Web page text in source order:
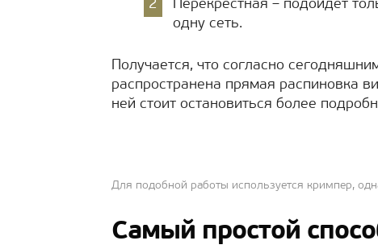
Перекрёстная – подойдёт
одну сеть.
Получается, что согласно
распространена прямая распиновка
ней стоит остановиться более
Для подобной работы используется кримпер,
Самый простой